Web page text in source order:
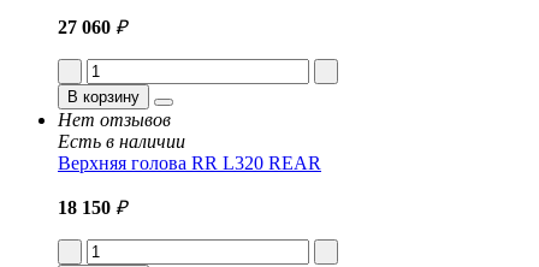
27 060 ₽
В корзину
Нет отзывов
Есть в наличии
Верхняя голова RR L320 REAR
18 150 ₽